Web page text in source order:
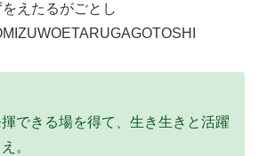
をえたるがごとし
できる場を得て、生き生きと活躍
。